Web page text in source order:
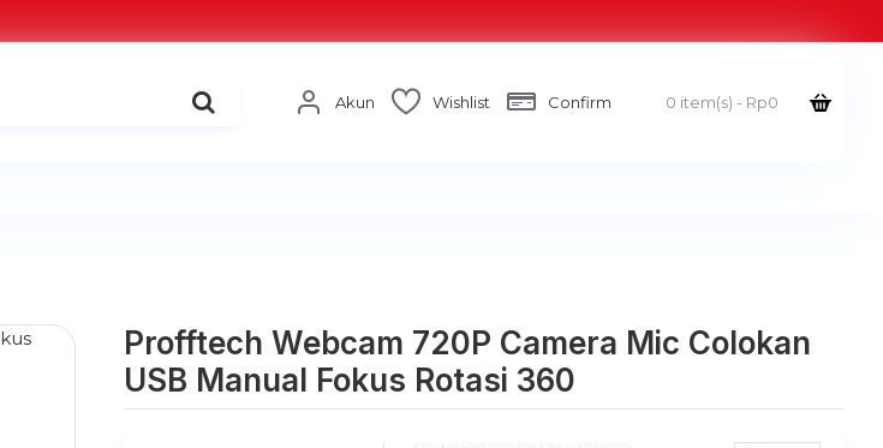
Akun Wishlist Confirm 0 item(s) - Rp0
Profftech Webcam 720P Camera Mic Colokan
USB Manual Fokus Rotasi 360